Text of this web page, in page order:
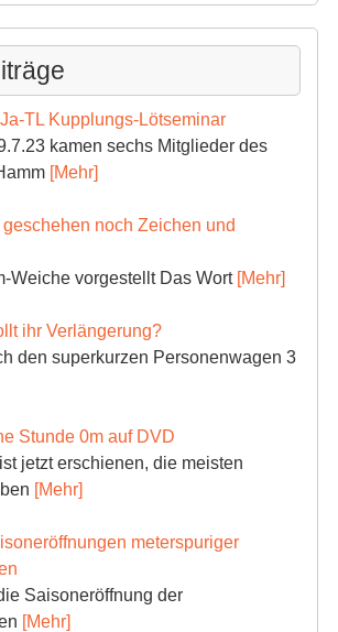
TL Kupplungs-Lötseminar
kamen sechs Mitglieder des
[Mehr]
geschehen noch Zeichen und
Weiche vorgestellt Das Wort [Mehr]
ihr Verlängerung?
den superkurzen Personenwagen 3
Stunde 0m auf DVD
jetzt erschienen, die meisten
[Mehr]
meterspuriger
Saisoneröffnung der
[Mehr]